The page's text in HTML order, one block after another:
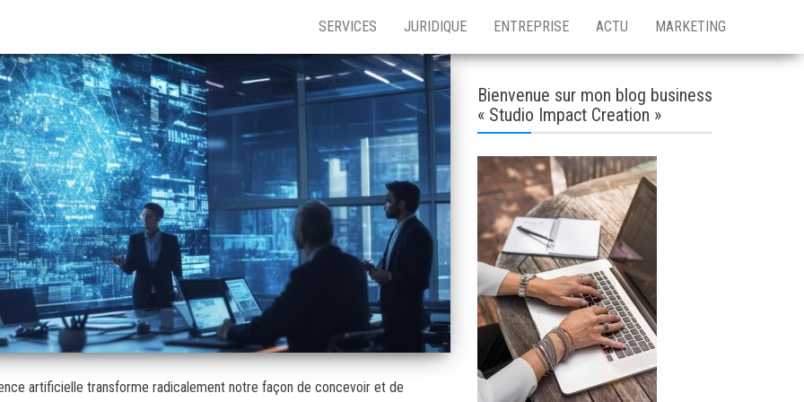
SERVICES JURIDIQUE ENTREPRISE ACTU MARKETING
artificielle transforme radicalement notre façon de concevoir et de
Bienvenue sur mon blog business
« Studio Impact Creation »